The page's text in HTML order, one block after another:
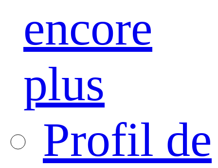
encore
plus
Profil de